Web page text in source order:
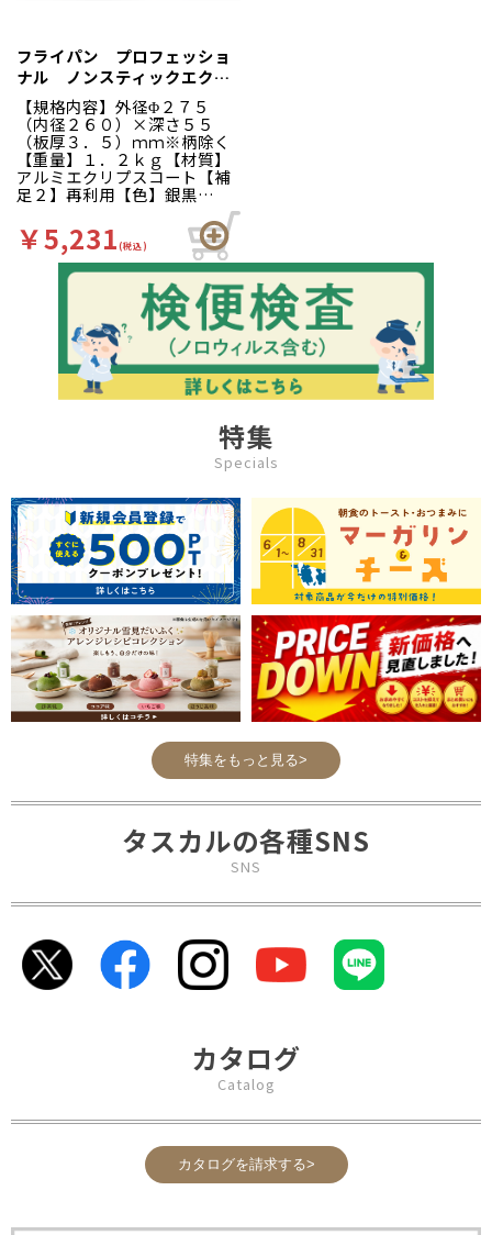
フライパン プロフェッショ
ナル ノンスティックエクリ
プス １０インチ ＥＢＭ
【規格内容】外径Φ２７５
（内径２６０）×深さ５５
（板厚３．５）ｍｍ※柄除く
【重量】１．２ｋｇ【材質】
アルミエクリプスコート【補
足２】再利用【色】銀黒
【柄】柄無 業務用に適した
エクリプス（超耐摩耗、耐熱
性）フッ素樹脂コート。〈セ
ラミガード仕上げの特長〉シ
ルバーストーンコーティング
の隙間を極度に少なくし、油
やゴミ、空気の侵入を防ぎま
す。また、セラミック付着加
工により表面が硬く丈夫にな
り、ステンレスターナーなど
を使用してもキズが付きにく
いのが特徴です。
￥5,231(税込)
特集
Specials
特集をもっと見る>
タスカルの各種SNS
SNS
カタログ
Catalog
カタログを請求する>